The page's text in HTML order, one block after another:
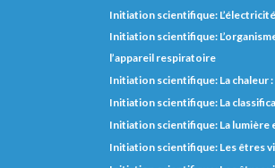
Initiation scientifique:
Initiation scientifique:
l’appareil respiratoire
Initiation scientifique: La chaleur
Initiation scientifique: La
Initiation scientifique: La lumière
Initiation scientifique: Les êtres